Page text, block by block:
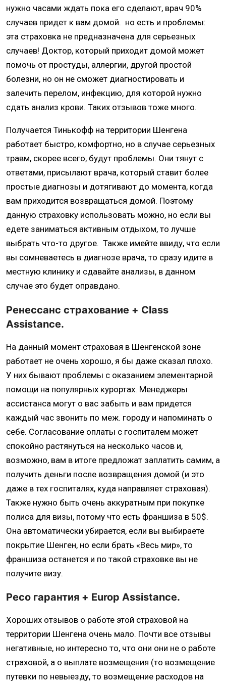
нужно часами ждать пока его сделают, врач 90%
случаев придет к вам домой. но есть и проблемы:
эта страховка не предназначена для серьезных
случаев! Доктор, который приходит домой может
помочь от простуды, аллергии, другой простой
болезни, но он не сможет диагностировать и
залечить перелом, инфекцию, для которой нужно
сдать анализ крови. Таких отзывов тоже много.
Получается Тинькофф на территории Шенгена
работает быстро, комфортно, но в случае серьезных
травм, скорее всего, будут проблемы. Они тянут с
ответами, присылают врача, который ставит более
простые диагнозы и дотягивают до момента, когда
вам приходится возвращаться домой. Поэтому
данную страховку использовать можно, но если вы
едете заниматься активным отдыхом, то лучше
выбрать что-то другое. Также имейте ввиду, что если
вы сомневаетесь в диагнозе врача, то сразу идите в
местную клинику и сдавайте анализы, в данном
случае это будет оправдано.
Ренессанс страхование + Class
Assistance.
На данный момент страховая в Шенгенской зоне
работает не очень хорошо, я бы даже сказал плохо.
У них бывают проблемы с оказанием элементарной
помощи на популярных курортах. Менеджеры
ассистанса могут о вас забыть и вам придется
каждый час звонить по меж. городу и напоминать о
себе. Согласование оплаты с госпиталем может
спокойно растянуться на несколько часов и,
возможно, вам в итоге предложат заплатить самим, а
получить деньги после возвращения домой (и это
даже в тех госпиталях, куда направляет страховая).
Также нужно быть очень аккуратным при покупке
полиса для визы, потому что есть франшиза в 50$.
Она автоматически убирается, если вы выбираете
покрытие Шенген, но если брать «Весь мир», то
франшиза останется и по такой страховке вы не
получите визу.
Ресо гарантия + Europ Assistance.
Хороших отзывов о работе этой страховой на
территории Шенгена очень мало. Почти все отзывы
негативные, но интересно то, что они они не о работе
страховой, а о выплате возмещения (то возмещение
путевки по невыезду, то возмещение расходов на